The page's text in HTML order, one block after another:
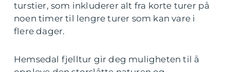
turstier, som inkluderer alt fra korte turer på
noen timer til lengre turer som kan vare i
flere dager.
Hemsedal fjelltur gir deg muligheten til å